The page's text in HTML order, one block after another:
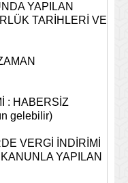
YAPILAN
TARİHLERİ VE
: HABERSİZ
gelebilir)
VERGİ İNDİRİMİ
YAPILAN